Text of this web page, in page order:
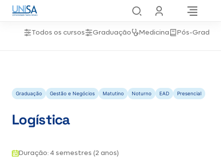
Todos os cursos Graduação Medicina Pós-
Graduação Gestão e Negócios Matutino Noturno EAD Presencial
Logística
Duração: 4 semestres (2 anos)